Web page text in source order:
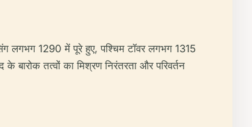
लगभग 1290 में पूरे हुए, पश्चिम टॉवर लगभग 1315
तत्वों का मिश्रण निरंतरता और परिवर्तन